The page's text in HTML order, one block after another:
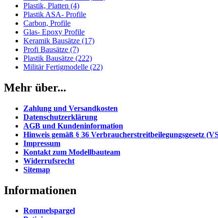
Plastik, Platten (4)
Plastik ASA- Profile
Carbon, Profile
Glas- Epoxy Profile
Keramik Bausätze (17)
Profi Bausätze (7)
Plastik Bausätze (222)
Militär Fertigmodelle (22)
Mehr über...
Zahlung und Versandkosten
Datenschutzerklärung
AGB und Kundeninformation
Hinweis gemäß § 36 Verbraucherstreitbeilegungsgesetz
Impressum
Kontakt zum Modellbauteam
Widerrufsrecht
Sitemap
Informationen
Rommelspargel